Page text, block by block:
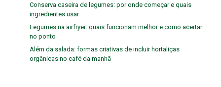
Conserva caseira de legumes: por onde começar e quais
ingredientes usar
Legumes na airfryer: quais funcionam melhor e como acertar
no ponto
Além da salada: formas criativas de incluir hortaliças
orgânicas no café da manhã